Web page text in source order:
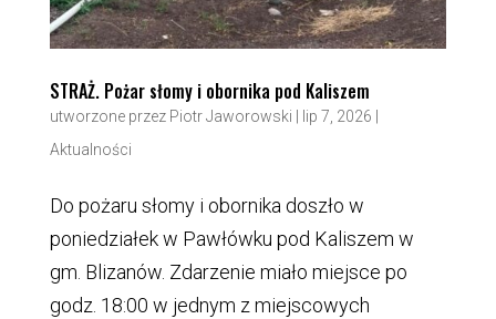
STRAŻ. Pożar słomy i obornika pod Kaliszem
utworzone przez Piotr Jaworowski | lip 7, 2026 |
Aktualności
Do pożaru słomy i obornika doszło w
poniedziałek w Pawłówku pod Kaliszem w
gm. Blizanów. Zdarzenie miało miejsce po
godz. 18:00 w jednym z miejscowych